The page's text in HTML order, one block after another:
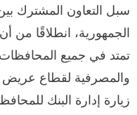
سبل التعاون المشترك
الجمهورية، انطلاقًا من
تمتد في جميع
والمصرفية لقطاع عريض
زيارة إدارة البنك